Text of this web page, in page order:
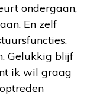
ondergaan,
En zelf
Gelukkig blijf
ik wil graag
optreden